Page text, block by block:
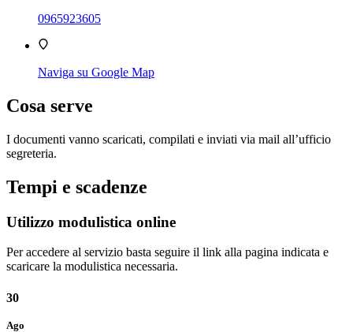
0965923605
Naviga su Google Map
Cosa serve
I documenti vanno scaricati, compilati e inviati via mail all’ufficio
segreteria.
Tempi e scadenze
Utilizzo modulistica online
Per accedere al servizio basta seguire il link alla pagina indicata e
scaricare la modulistica necessaria.
30
Ago